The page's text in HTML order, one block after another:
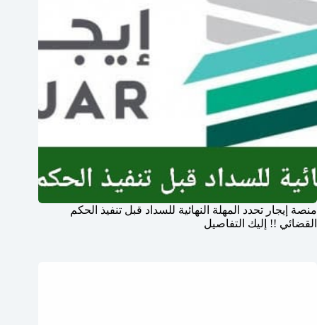
منصة إيجار تحدد المهلة النهائية للسداد قبل تنفيذ الحكم
القضائي !! إليك التفاصيل